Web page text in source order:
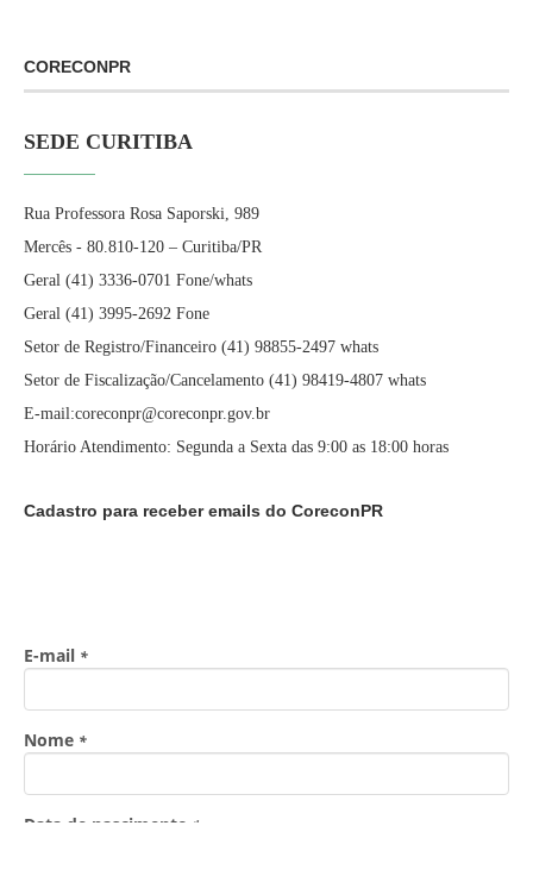
CORECONPR
SEDE CURITIBA
Rua Professora Rosa Saporski, 989
Mercês - 80.810-120 – Curitiba/PR
Geral (41) 3336-0701 Fone/whats
Geral (41) 3995-2692 Fone
Setor de Registro/Financeiro (41) 98855-2497 whats
Setor de Fiscalização/Cancelamento (41) 98419-4807 whats
E-mail:coreconpr@coreconpr.gov.br
Horário Atendimento: Segunda a Sexta das 9:00 as 18:00 horas
Cadastro para receber emails do CoreconPR